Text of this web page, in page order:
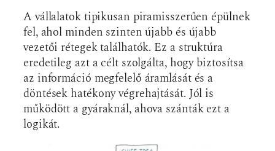
A vállalatok tipikusan piramisszerűen épülnek
fel, ahol minden szinten újabb és újabb
vezetői rétegek találhatók. Ez a struktúra
eredetileg azt a célt szolgálta, hogy biztosítsa
az információ megfelelő áramlását és a
döntések hatékony végrehajtását. Jól is
működött a gyáraknál, ahova szánták ezt a
logikát.